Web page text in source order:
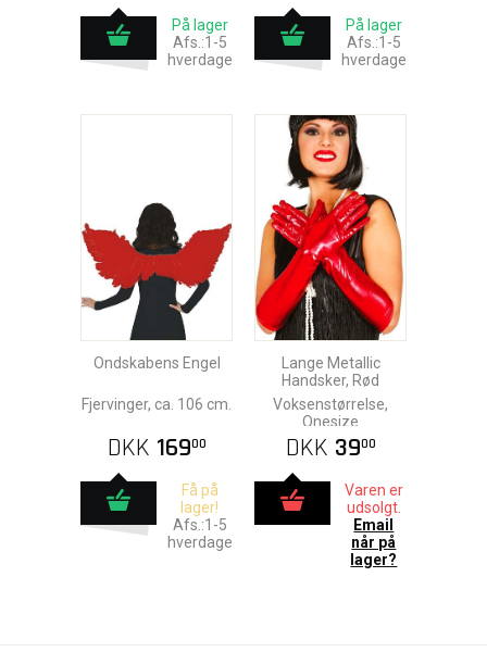
På lager
Afs.:1-5
hverdage
På lager
Afs.:1-5
hverdage
Ondskabens Engel
Fjervinger, ca. 106 cm.
DKK 16900
Få på
lager!
Afs.:1-5
hverdage
Lange Metallic
Handsker, Rød
Voksenstørrelse,
Onesize
DKK 3900
Varen er
udsolgt.
Email
når på
lager?